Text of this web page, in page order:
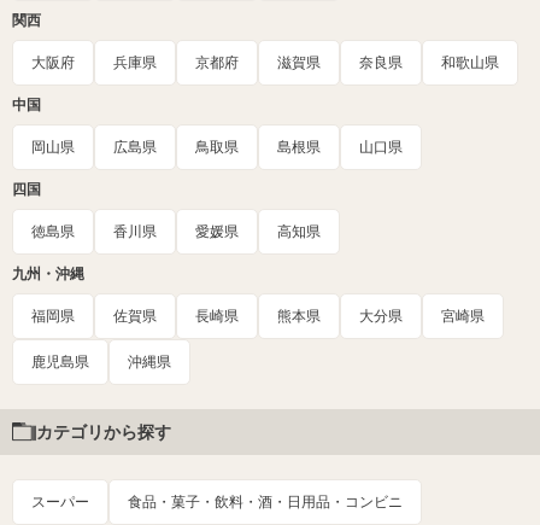
関西
大阪府 兵庫県 京都府 滋賀県 奈良県 和歌山県
中国
岡山県 広島県 鳥取県 島根県 山口県
四国
徳島県 香川県 愛媛県 高知県
九州・沖縄
福岡県 佐賀県 長崎県 熊本県 大分県 宮崎県
鹿児島県 沖縄県
カテゴリから探す
スーパー 食品・菓子・飲料・酒・日用品・コンビニ